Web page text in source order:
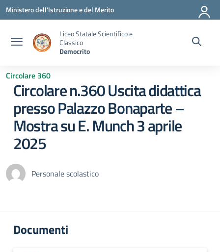
Vai ai contenuti
Vai al menu di navigazione
Vai al footer
Ministero dell'Istruzione e del Merito
Liceo Statale Scientifico e
Classico
Democrito
Circolare 360
Circolare n.360 Uscita didattica
presso Palazzo Bonaparte –
Mostra su E. Munch 3 aprile
2025
Personale scolastico
Documenti